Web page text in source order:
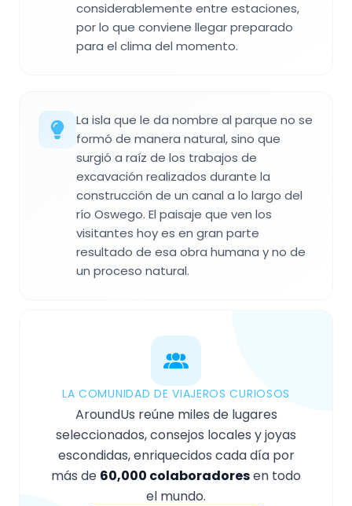
considerablemente entre estaciones,
por lo que conviene llegar preparado
para el clima del momento.
La isla que le da nombre al parque no se
formó de manera natural, sino que
surgió a raíz de los trabajos de
excavación realizados durante la
construcción de un canal a lo largo del
río Oswego. El paisaje que ven los
visitantes hoy es en gran parte
resultado de esa obra humana y no de
un proceso natural.
LA COMUNIDAD DE VIAJEROS CURIOSOS
AroundUs reúne miles de lugares
seleccionados, consejos locales y joyas
escondidas, enriquecidos cada día por
más de 60,000 colaboradoresen todo
el mundo.